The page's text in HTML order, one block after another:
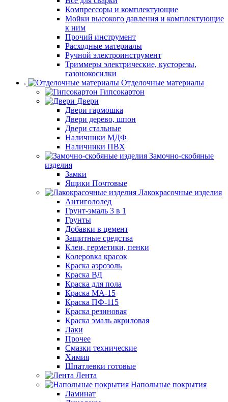
Компрессоры и комплектующие
Мойки высокого давления и комплектующие
к ним
Прочий инструмент
Расходные материалы
Ручной электроинструмент
Триммеры электрические, кусторезы,
газонокосилки
Отделочные материалы
Гипсокартон
Двери
Двери гармошка
Двери дерево, шпон
Двери стальные
Наличники МДФ
Наличники ПВХ
Замочно-скобяные
изделия
Замки
Ящики Почтовые
Лакокрасочные изделия
Антигололед
Грунт-эмаль 3 в 1
Грунты
Добавки в цемент
Защитные средства
Клеи, герметики, пенки
Колеровка красок
Краска аэрозоль
Краска ВД
Краска для пола
Краска МА-15
Краска ПФ-115
Краска резиновая
Краска эмаль акриловая
Лаки
Прочее
Смазки технические
Химия
Шпатлевки готовые
Лента
Напольные покрытия
Ламинат